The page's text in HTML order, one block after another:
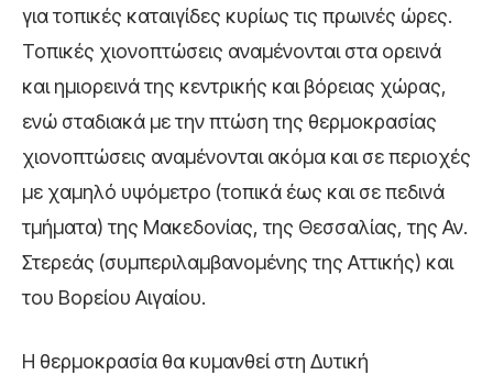
για τοπικές καταιγίδες κυρίως τις πρωινές ώρες.
Τοπικές χιονοπτώσεις αναμένονται στα ορεινά
και ημιορεινά της κεντρικής και βόρειας χώρας,
ενώ σταδιακά με την πτώση της θερμοκρασίας
χιονοπτώσεις αναμένονται ακόμα και σε περιοχές
με χαμηλό υψόμετρο (τοπικά έως και σε πεδινά
τμήματα) της Μακεδονίας, της Θεσσαλίας, της Αν.
Στερεάς (συμπεριλαμβανομένης της Αττικής) και
του Βορείου Αιγαίου.
Η θερμοκρασία θα κυμανθεί στη Δυτική